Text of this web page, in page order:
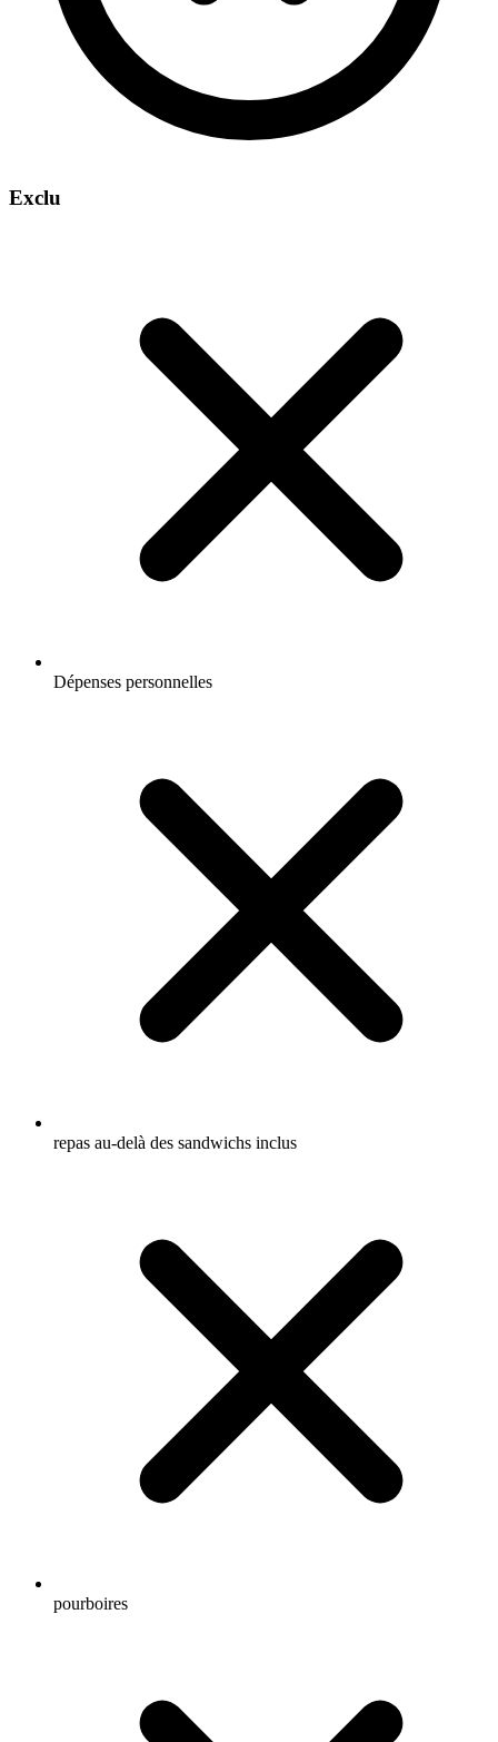
Exclu
Dépenses personnelles
repas au-delà des sandwichs inclus
pourboires